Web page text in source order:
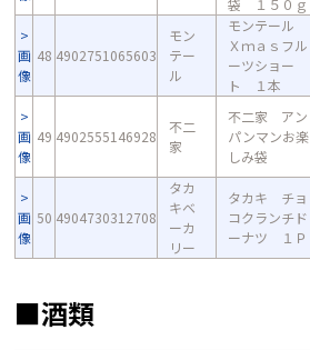
袋 １５０ｇ
画
像
48 4902751065603
モン
テー
ル
モンテール
Ｘｍａｓフル
ーツショー
ト １本
画
像
49 4902555146928
不二
家
不二家 アン
パンマンお楽
しみ袋
画
像
50 4904730312708
タカ
キベ
ーカ
リー
タカキ チョ
コクランチド
ーナツ １Ｐ
■酒類